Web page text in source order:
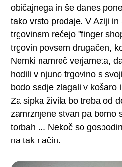
običajnega in še danes
tako vrsto prodaje. V Aziji in
trgovinam rečejo "finger
trgovin povsem drugačen,
Nemki namreč verjameta,
hodili v njuno trgovino s
bodo sadje zlagali v košaro
Za sipka živila bo treba od
zamrznjene stvari pa bomo
torbah ... Nekoč so
na tak način.